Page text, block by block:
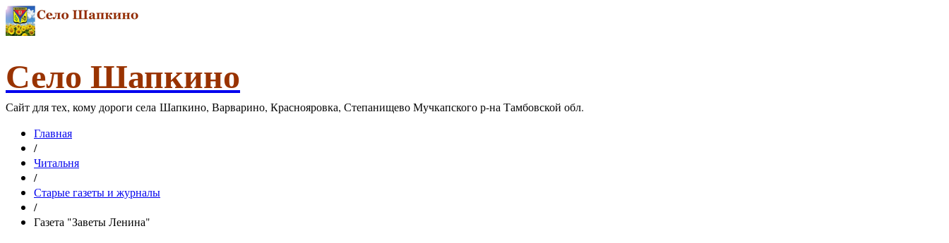
Село Шапкино
Сайт для тех, кому дороги села Шапкино, Варварино, Краснояровка, Степанищево Мучкапского р-на Тамбовской обл.
Главная
/
Читальня
/
Старые газеты и журналы
/
Газета "Заветы Ленина"